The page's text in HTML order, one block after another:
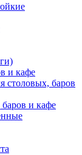
и кафе
столовых, баров
и кафе